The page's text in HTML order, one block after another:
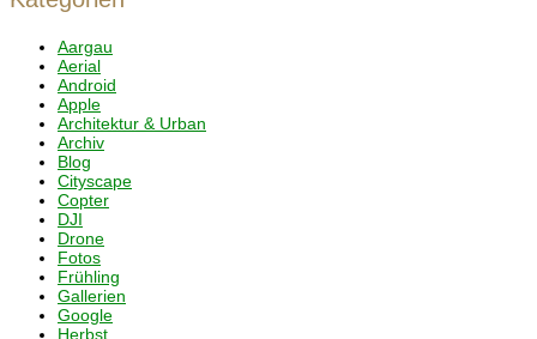
Aargau
Aerial
Android
Apple
Architektur & Urban
Archiv
Blog
Cityscape
Copter
DJI
Drone
Fotos
Frühling
Gallerien
Google
Herbst